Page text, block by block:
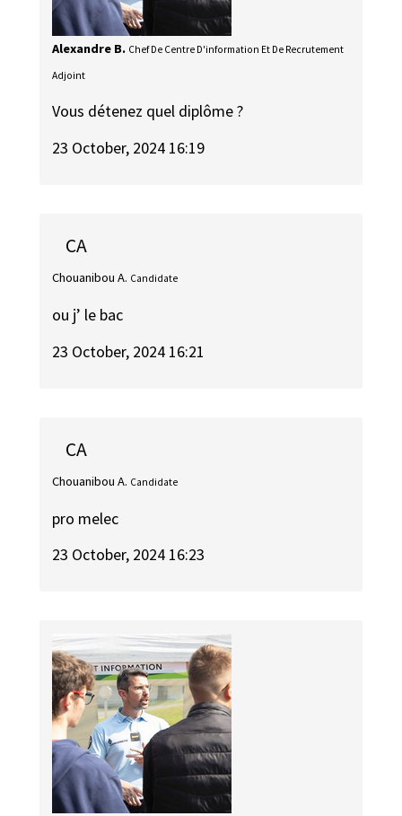
Alexandre B. Chef De Centre D'information Et De Recrutement
Adjoint
Vous détenez quel diplôme ?
23 October, 2024 16:19
CA
Chouanibou A. Candidate
ou j’ le bac
23 October, 2024 16:21
CA
Chouanibou A. Candidate
pro melec
23 October, 2024 16:23